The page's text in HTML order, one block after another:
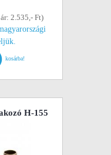
2.535,- Ft)
kosárba!
H-155